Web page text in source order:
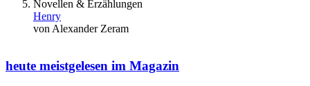
Novellen & Erzählungen
Henry
von Alexander Zeram
heute meistgelesen im Magazin